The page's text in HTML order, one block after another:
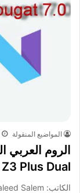
المواضيع المنقولة
Z3 Plus Dual طراز E6533